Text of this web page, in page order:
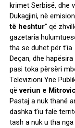
krimet Serbisë, dhe
Dukagjini, në
të heshtur” që
gazetaria
tha se duhet për
Deçan, dhe
pasi toka përsëri
Televizioni Ynë
qëveriun e
Pastaj a nuk thanë
dashka t’iu falë
tash a nuk u tha